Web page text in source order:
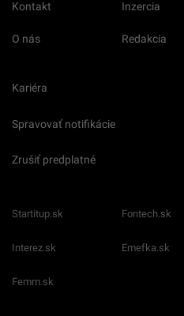
Kontakt Inzercia
O nás Redakcia
Kariéra
Spravovať notifikácie
Zrušiť predplatné
Startitup.sk Fontech.sk
Interez.sk Emefka.sk
Femm.sk